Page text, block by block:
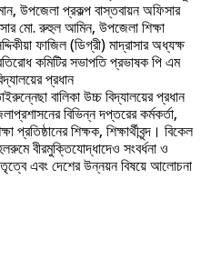
উপজেলা প্রকল্প বাস্তবায়ন অফিসার
মো. রুহুল আমিন, উপজেলা শিক্ষা
ফাজিল (ডিগ্রী) মাদ্রাসার অধ্যক্ষ
কমিটির সভাপতি প্রভাষক পি এম
প্রধান
বালিকা উচ্চ বিদ্যালয়ের প্রধান
বিভিন্ন দপ্তরের কর্মকর্তা,
প্রতিষ্ঠানের শিক্ষক, শিক্ষার্থীবৃন্দ। বিকেল
বীরমুক্তিযোদ্ধাদেও সংবর্ধনা ও
এবং দেশের উন্নয়ন বিষয়ে আলোচনা